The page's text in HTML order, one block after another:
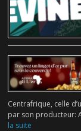
Centrafrique, celle
par son producteur:
la suite